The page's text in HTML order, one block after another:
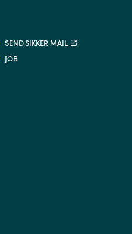
SEND SIKKER MAIL
JOB